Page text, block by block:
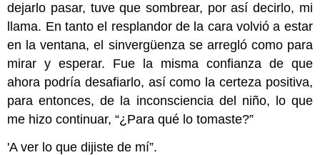
dejarlo pasar, tuve que sombrear, por así decirlo, mi
llama. En tanto el resplandor de la cara volvió a estar
en la ventana, el sinvergüenza se arregló como para
mirar y esperar. Fue la misma confianza de que
ahora podría desafiarlo, así como la certeza positiva,
para entonces, de la inconsciencia del niño, lo que
me hizo continuar, “¿Para qué lo tomaste?”
'A ver lo que dijiste de mí”.